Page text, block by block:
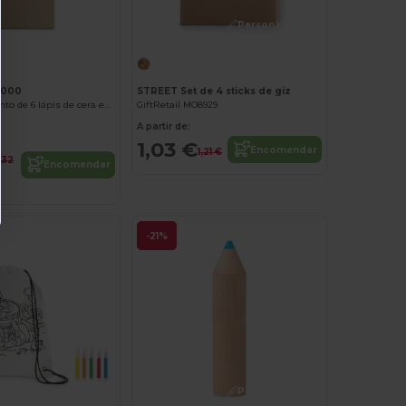
BOREAL Conjunto de 6 lápis de cera em caixa de papelão reciclado
Encomendar
Personalize-o!
STREET Set de 4 sticks de giz
GiftRetail MO8929
A partir de:
1,03 €1,21 € Encomendar
-21%
Personalize-o!